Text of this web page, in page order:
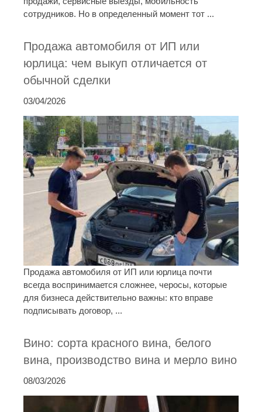
сотрудников. Но в определенный момент тот ...
Продажа автомобиля от ИП или
юрлица: чем выкуп отличается от
обычной сделки
03/04/2026
Продажа автомобиля от ИП или юрлица почти
всегда воспринимается сложнее, черосы, которые
для бизнеса действительно важны: кто вправе
подписывать договор, ...
Вино: сорта красного вина, белого
вина, производство вина и мерло вино
08/03/2026